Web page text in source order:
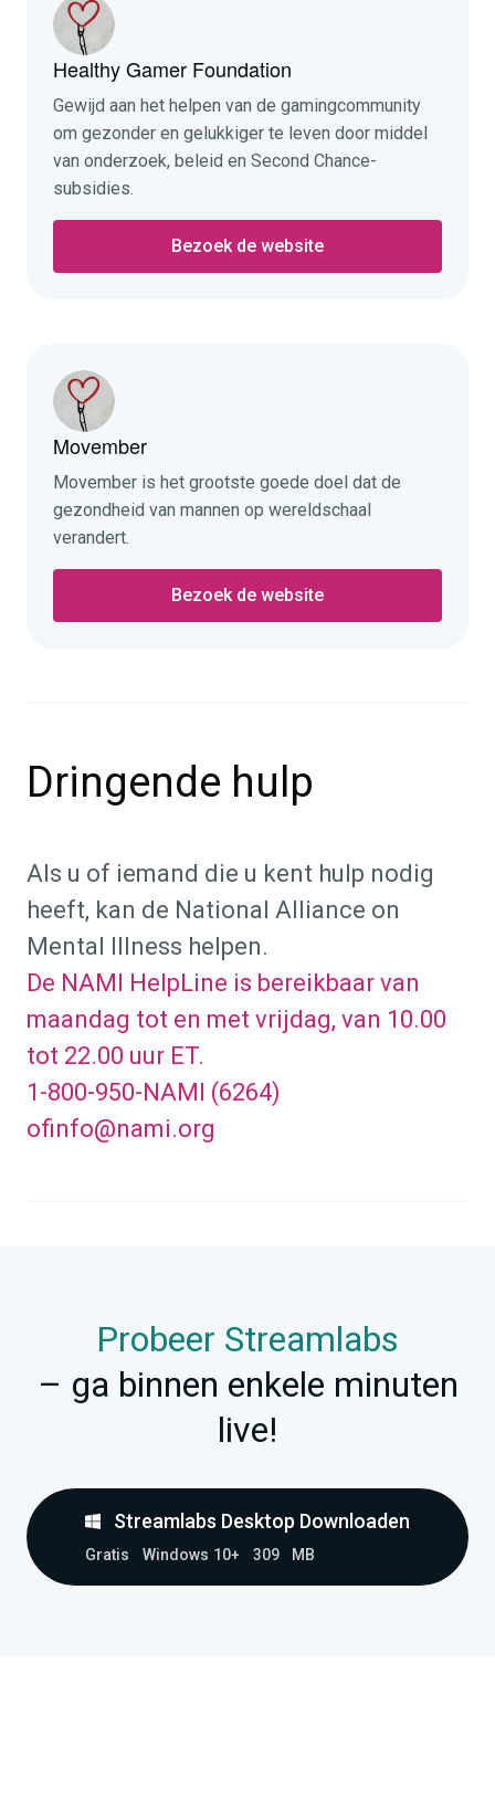
Healthy Gamer Foundation
Gewijd aan het helpen van de gamingcommunity
om gezonder en gelukkiger te leven door middel
van onderzoek, beleid en Second Chance-
subsidies.
Bezoek de website
Movember
Movember is het grootste goede doel dat de
gezondheid van mannen op wereldschaal
verandert.
Bezoek de website
Dringende hulp
Als u of iemand die u kent hulp nodig
heeft, kan de National Alliance on
Mental Illness helpen.
De NAMI HelpLine is bereikbaar van
maandag tot en met vrijdag, van 10.00
tot 22.00 uur ET.
1-800-950-NAMI (6264)
ofinfo@nami.org
Probeer Streamlabs
– ga binnen enkele minuten
live!
Streamlabs Desktop Downloaden
Gratis Windows 10+ 309 MB